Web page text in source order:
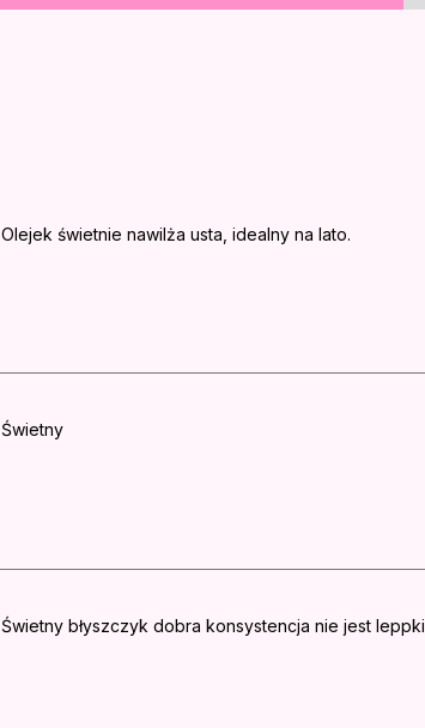
Olejek świetnie nawilża usta, idealny na lato.
Świetny
Świetny błyszczyk dobra konsystencja nie jest leppki